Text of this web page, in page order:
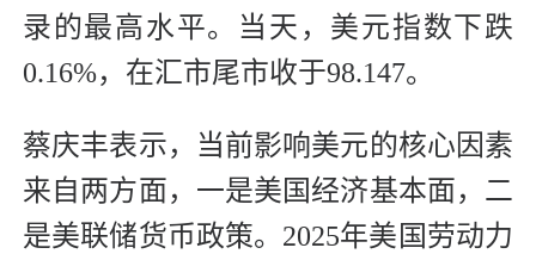
录的最高水平。当天，美元指数下跌
0.16%，在汇市尾市收于98.147。
蔡庆丰表示，当前影响美元的核心因素
来自两方面，一是美国经济基本面，二
是美联储货币政策。2025年美国劳动力